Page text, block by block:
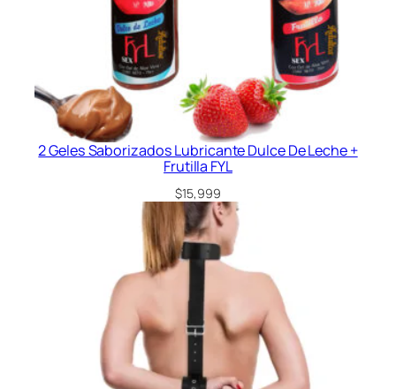
2 Geles Saborizados Lubricante Dulce De Leche +
Frutilla FYL
$15,999